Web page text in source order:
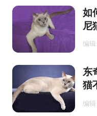
如
尼
编辑
东
猫
编辑